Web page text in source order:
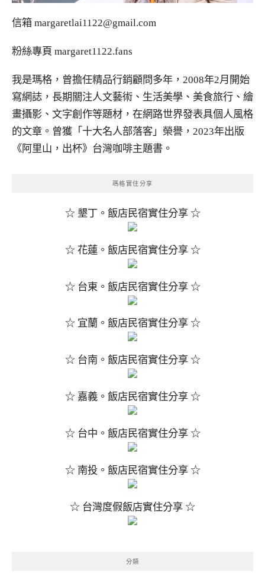
信箱 margaretlai1122@gmail.com
粉絲專頁 margaret1122.fans
我是瑪格，曾擔任精品行銷顧問多年，2008年2月開始
寫網誌，長期關注人文藝術、生活美學、美食旅行、繪
畫攝影、文字創作等題材，在網路世界發表具個人風格
的文章。曾獲「十大名人部落客」榮譽，2023年出版
《阿里山，出杯》台灣咖啡主題書。
瑪格實住分享
☆ 墾丁。飯店民宿實住分享 ☆
☆ 花蓮。飯店民宿實住分享 ☆
☆ 台東。飯店民宿實住分享 ☆
☆ 宜蘭。飯店民宿實住分享 ☆
☆ 台南。飯店民宿實住分享 ☆
☆ 嘉義。飯店民宿實住分享 ☆
☆ 台中。飯店民宿實住分享 ☆
☆ 南投。飯店民宿實住分享 ☆
☆ 台灣度假飯店實住分享 ☆
分類